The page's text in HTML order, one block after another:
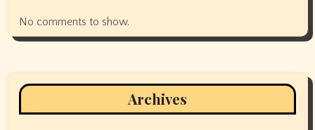
No comments to show.
Archives